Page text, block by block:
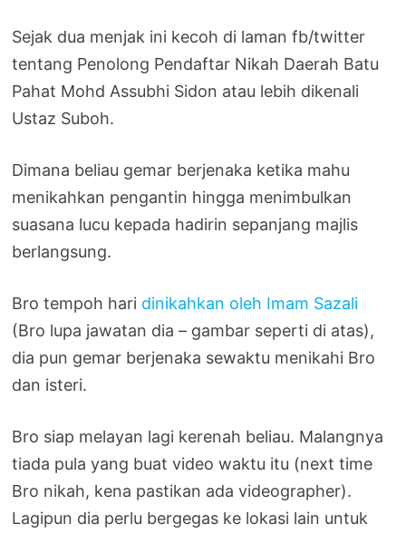
Sejak dua menjak ini kecoh di laman fb/twitter
tentang Penolong Pendaftar Nikah Daerah Batu
Pahat Mohd Assubhi Sidon atau lebih dikenali
Ustaz Suboh.
Dimana beliau gemar berjenaka ketika mahu
menikahkan pengantin hingga menimbulkan
suasana lucu kepada hadirin sepanjang majlis
berlangsung.
Bro tempoh hari dinikahkan oleh Imam Sazali
(Bro lupa jawatan dia – gambar seperti di atas),
dia pun gemar berjenaka sewaktu menikahi Bro
dan isteri.
Bro siap melayan lagi kerenah beliau. Malangnya
tiada pula yang buat video waktu itu (next time
Bro nikah, kena pastikan ada videographer).
Lagipun dia perlu bergegas ke lokasi lain untuk